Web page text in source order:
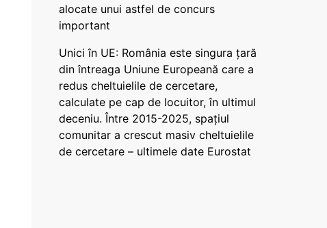
alocate unui astfel de concurs
important
Unici în UE: România este singura țară
din întreaga Uniune Europeană care a
redus cheltuielile de cercetare,
calculate pe cap de locuitor, în ultimul
deceniu. Între 2015-2025, spațiul
comunitar a crescut masiv cheltuielile
de cercetare – ultimele date Eurostat